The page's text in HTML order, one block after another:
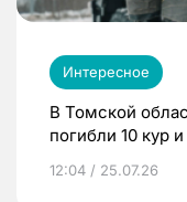
Интересное
В Томской
погибли 10 кур
12:04 / 25.07.26